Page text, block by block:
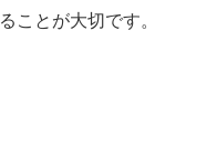
ことが大切です。